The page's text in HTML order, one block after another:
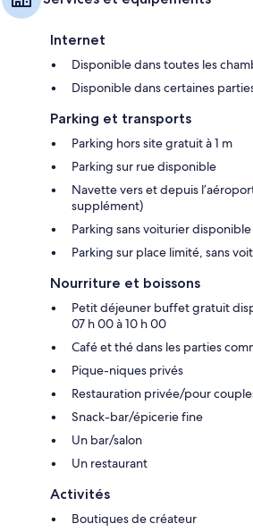
Internet
Disponible dans toutes les
Disponible dans certaines
Parking et transports
Parking hors site gratuit à 1 m
Parking sur rue disponible
Navette vers et depuis
supplément)
Parking sans voiturier
Parking sur place limité, sans
Nourriture et boissons
Petit déjeuner buffet gratuit
07 h 00 à 10 h 00
Café et thé dans les parties
Pique-niques privés
Restauration privée/pour
Snack-bar/épicerie fine
Un bar/salon
Un restaurant
Activités
Boutiques de créateur